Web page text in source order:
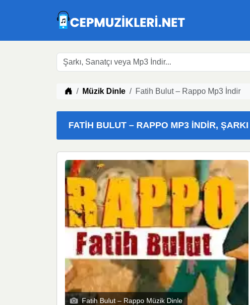
Müzik indir
Müzik Dinle Fatih Bulut – Rappo Mp3 İndir
FATIH BULUT – RAPPO MP3 İNDIR,
Fatih Bulut – Rappo Müzik Dinle